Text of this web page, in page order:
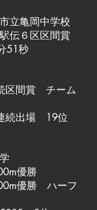
立亀岡中学校
伝６区区間賞
51秒
区間賞 チーム
続出場 19位
優勝
優勝 ハーフ